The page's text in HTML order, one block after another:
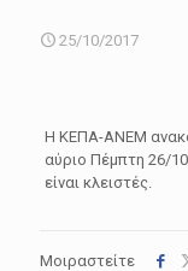
25/10/2017
Η ΚΕΠΑ-ΑΝΕΜ
αύριο Πέμπτη 26/
είναι κλειστές.
Μοιραστείτε